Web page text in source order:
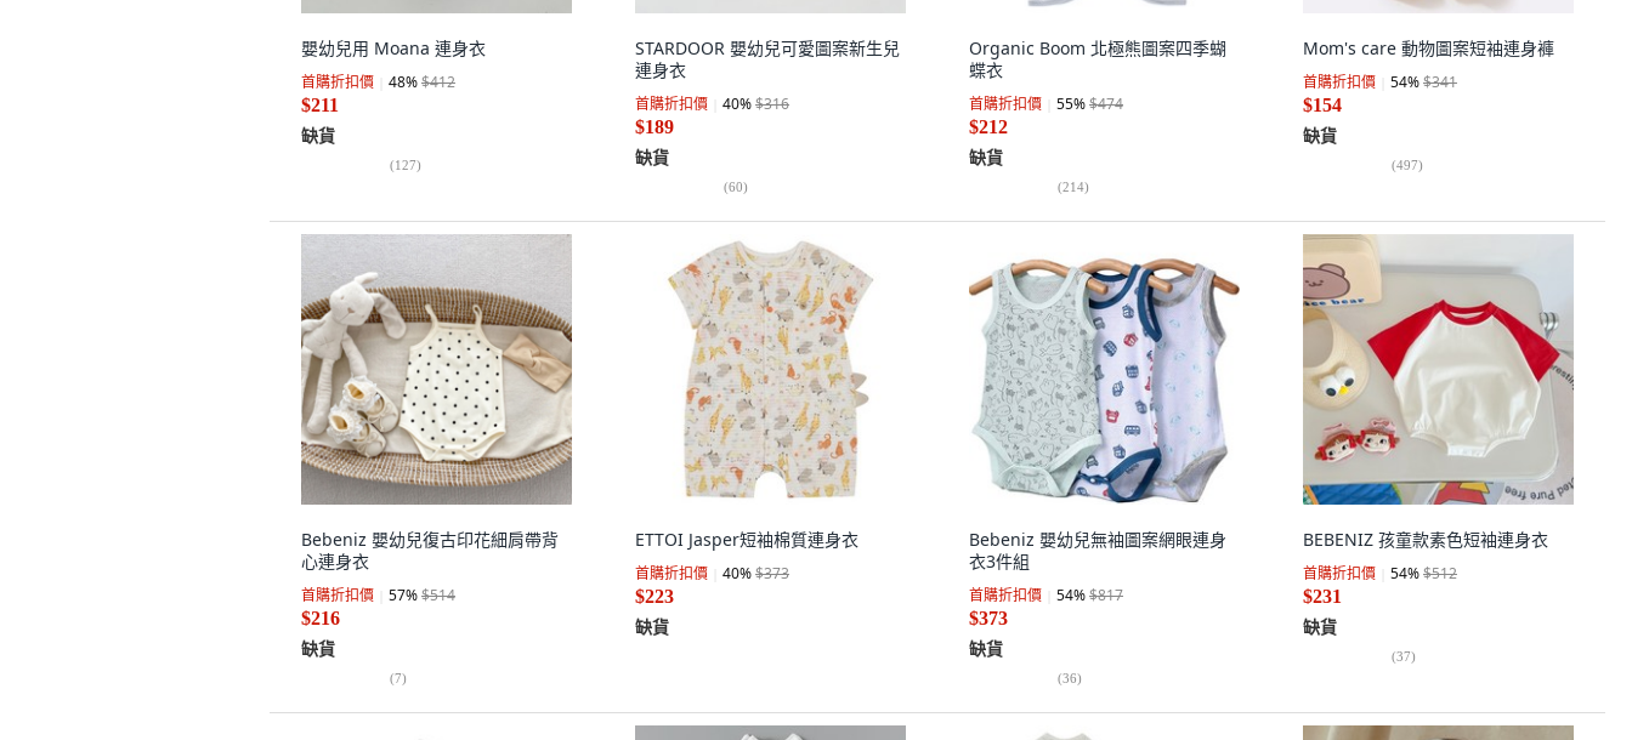
嬰幼兒用 Moana 連身衣
首購折扣價 48%$412
$211
缺貨
(127)
STARDOOR 嬰幼兒可愛圖案新生兒
連身衣
首購折扣價 40%$316
$189
缺貨
(60)
Organic Boom 北極熊圖案四季蝴
蝶衣
首購折扣價 55%$474
$212
缺貨
(214)
Mom's care 動物圖案短袖連身褲
首購折扣價 54%$341
$154
缺貨
(497)
Bebeniz 嬰幼兒復古印花細肩帶背
心連身衣
首購折扣價 57%$514
$216
缺貨
(7)
ETTOI Jasper短袖棉質連身衣
首購折扣價 40%$373
$223
缺貨
Bebeniz 嬰幼兒無袖圖案網眼連身
衣3件組
首購折扣價 54%$817
$373
缺貨
(36)
BEBENIZ 孩童款素色短袖連身衣
首購折扣價 54%$512
$231
缺貨
(37)